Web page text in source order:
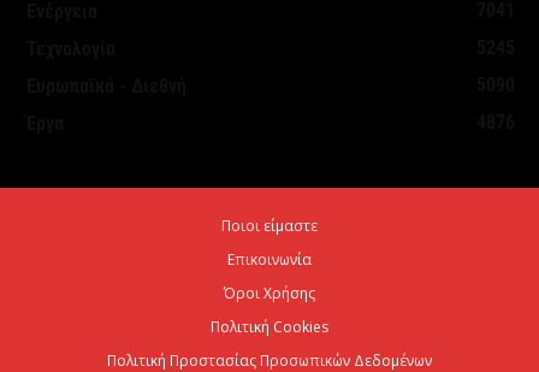
Ποιοι είμαστε
Επικοινωνία
Όροι Χρήσης
Πολιτική Cookies
Πολιτική Προστασίας Προσωπικών Δεδομένων